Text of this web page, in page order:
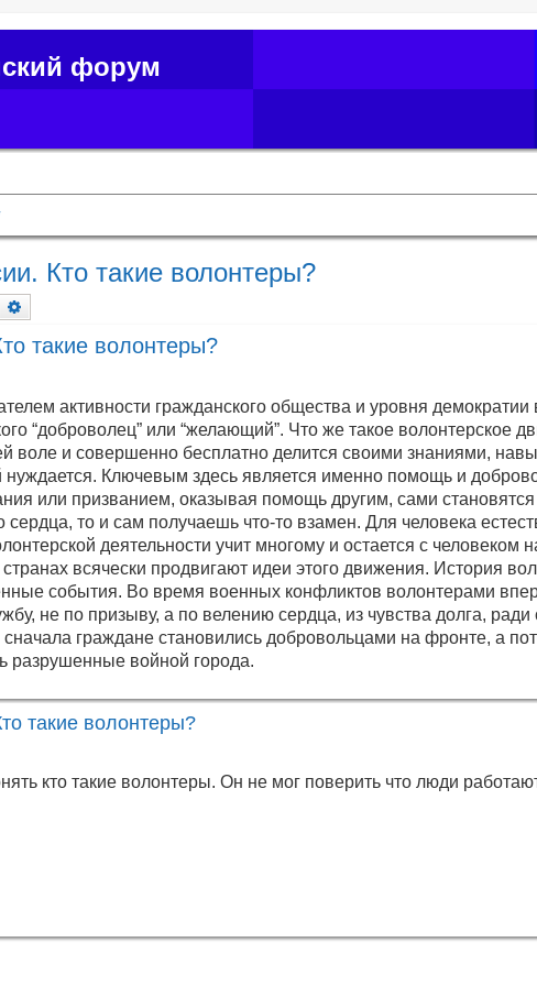
форум
Кто такие волонтеры?
Поиск
такие волонтеры?
активности гражданского общества и уровня демократии
“доброволец” или “желающий”. Что же такое волонтерское
воле и совершенно бесплатно делится своими знаниями,
Ключевым здесь является именно помощь и
или призванием, оказывая помощь другим, сами
сердца, то и сам получаешь что-то взамен. Для человека
деятельности учит многому и остается с человеком
всячески продвигают идеи этого движения. История
события. Во время военных конфликтов волонтерами
не по призыву, а по велению сердца, из чувства долга,
граждане становились добровольцами на фронте, а
разрушенные войной города.
такие волонтеры?
кто такие волонтеры. Он не мог поверить что люди